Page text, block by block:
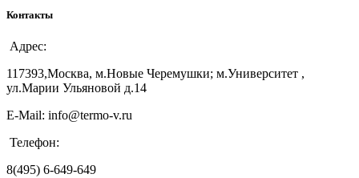
Контакты
Адрес:
117393,Москва, м.Новые Черемушки; м.Университет ,
ул.Марии Ульяновой д.14
E-Mail: info@termo-v.ru
Телефон:
8(495) 6-649-649